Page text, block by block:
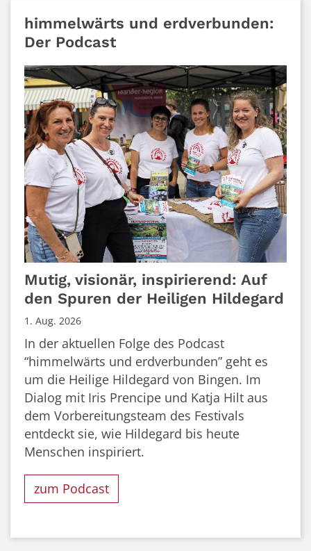
himmelwärts und erdverbunden:
Der Podcast
Mutig, visionär, inspirierend: Auf
den Spuren der Heiligen Hildegard
1. Aug. 2026
In der aktuellen Folge des Podcast
“himmelwärts und erdverbunden” geht es
um die Heilige Hildegard von Bingen. Im
Dialog mit Iris Prencipe und Katja Hilt aus
dem Vorbereitungsteam des Festivals
entdeckt sie, wie Hildegard bis heute
Menschen inspiriert.
zum Podcast